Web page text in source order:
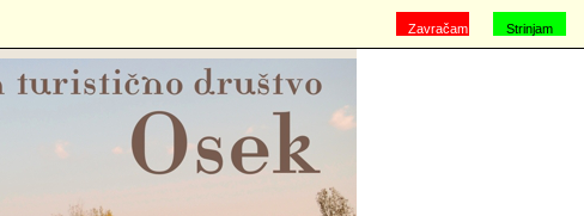
Strinjam
se
Zavračam